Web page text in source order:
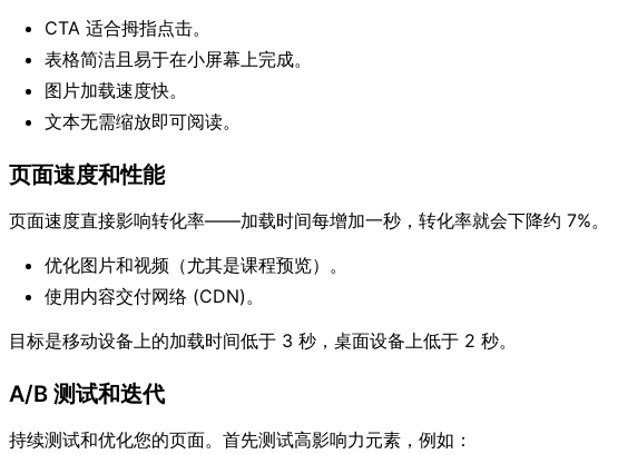
CTA 适合拇指点击。
表格简洁且易于在小屏幕上完成。
图片加载速度快。
文本无需缩放即可阅读。
页面速度和性能
页面速度直接影响转化率——加载时间每增加一秒，转化率就会下降约 7%。
优化图片和视频（尤其是课程预览）。
使用内容交付网络 (CDN)。
目标是移动设备上的加载时间低于 3 秒，桌面设备上低于 2 秒。
A/B 测试和迭代
持续测试和优化您的页面。首先测试高影响力元素，例如：